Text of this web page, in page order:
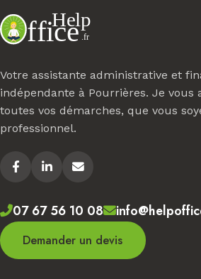
Votre assistante administrative et
indépendante à Pourrières. Je vous
toutes vos démarches, que vous
professionnel.
07 67 56 10 08
Demander un devis